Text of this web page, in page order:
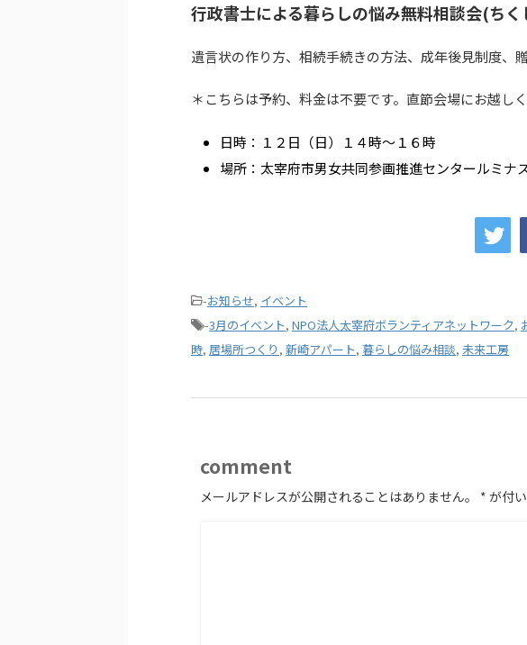
行政書士による暮らしの悩み無料相談会(ち
遺言状の作り方、相続手続きの方法、成年後見制度、
＊こちらは予約、料金は不要です。直節会場にお越しく
日時：１２日（日）１４時～１６時
場所：太宰府市男女共同参画推進センタールミナ
-お知らせ, イベント
-3月のイベント, NPO法人太宰府ボランティアネットワーク,
時, 居場所つくり , 新崎アパート, 暮らしの悩み相談, 未来工房
comment
メールアドレスが公開されることはありません。 * が付